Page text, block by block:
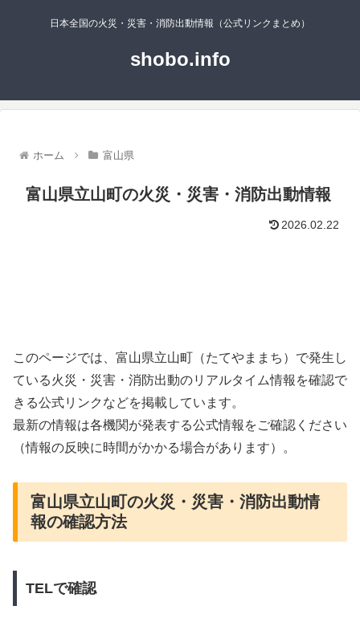
日本全国の火災・災害・消防出動情報（公式リンクまとめ）
shobo.info
ホーム 富山県
富山県立山町の火災・災害・消防出動情報
2026.02.22
このページでは、富山県立山町（たてやままち）で発生し
ている火災・災害・消防出動のリアルタイム情報を確認で
きる公式リンクなどを掲載しています。
最新の情報は各機関が発表する公式情報をご確認ください
（情報の反映に時間がかかる場合があります）。
富山県立山町の火災・災害・消防出動情
報の確認方法
TELで確認